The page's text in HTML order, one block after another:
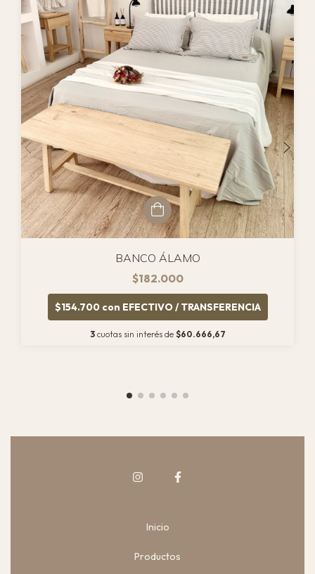
BANCO ÁLAMO
$182.000
$154.700 con EFECTIVO / TRANSFERENCIA
3 cuotas sin interés de $60.666,67
Inicio
Productos